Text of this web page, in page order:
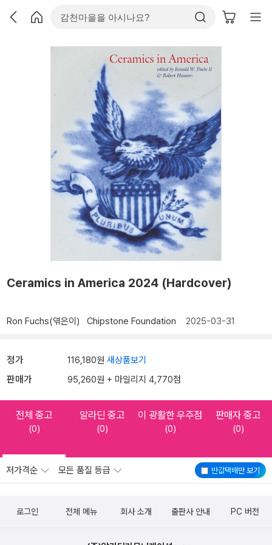
Ceramics in America 2024 (Hardcover)
Ron Fuchs(엮은이) Chipstone Foundation 2025-03-31
정가 116,180원 새상품보기
판매가 95,260원 + 마일리지 4,770점
전체 중고
(0)
알라딘 중고
(0)
이 광활한 우주점
(0)
판매자 중고
(0)
반값택배만 보기
저가격순 모든 품질 등급
로그인 전체 메뉴 회사 소개 출판사 안내 PC 버전